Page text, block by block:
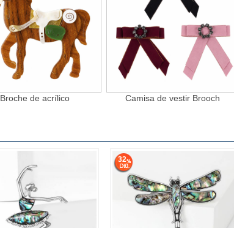
Broche de acrílico Camisa de vestir Brooch
32